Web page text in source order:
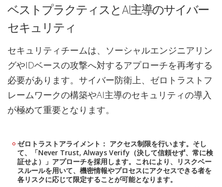
ベストプラクティスとAI主導のサイバー
セキュリティ
セキュリティチームは、ソーシャルエンジニアリン
グやIDベースの攻撃へ対するアプローチを再考する
必要があります。サイバー防衛上、ゼロトラストフ
レームワークの構築やAI主導のセキュリティの導入
が極めて重要となります。
ゼロトラストアライメント： アクセス制限を行います。そし
て、「Never Trust, Always Verify（決して信頼せず、常に検
証せよ）」アプローチを採用します。これにより、リスクベー
スルールを用いて、機密情報やプロセスにアクセスできる者を
各リスクに応じて限定することが可能となります。